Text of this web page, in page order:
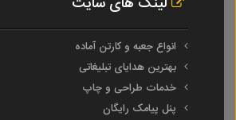
انواع جعبه و کارتن آماده
بهترین هدایای تبلیغاتی
خدمات طراحی و چاپ
پنل پیامک رایگان